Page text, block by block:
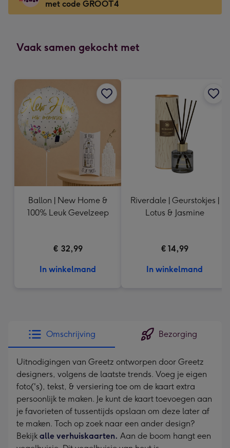
Voor
gelukwens
120
x
160
mm
met code GROOT4
Vaak samen gekocht met
Ballon | New Home &
100% Leuk Gevelzeep
€ 32,99
In winkelmand
Riverdale | Geurstokjes |
Lotus & Jasmine
€ 14,99
In winkelmand
Omschrijving Bezorging
Uitnodigingen van Greetz ontworpen door Greetz
designers, volgens de laatste trends. Voeg je eigen
foto('s), tekst, & versiering toe om de kaart extra
persoonlijk te maken. Je kunt de kaart toevoegen aan
je favorieten of tussentijds opslaan om deze later af
te maken. Toch op zoek naar een ander design?
Bekijk alle verhuiskaarten. Aan de boom hangt een